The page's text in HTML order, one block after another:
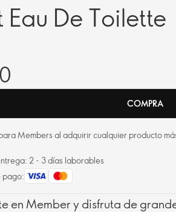
De Toilette
COMPRA
Members al adquirir cualquier producto
2 - 3 días laborables
pago:
en Member y disfruta de